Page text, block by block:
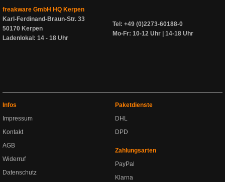
freakware GmbH HQ Kerpen
Karl-Ferdinand-Braun-Str. 33
50170 Kerpen
Ladenlokal: 14 - 18 Uhr
Tel: +49 (0)2273-60188-0
Mo-Fr: 10-12 Uhr | 14-18 Uhr
Infos
Impressum
Kontakt
AGB
Widerruf
Datenschutz
Paketdienste
DHL
DPD
Zahlungsarten
PayPal
Klarna